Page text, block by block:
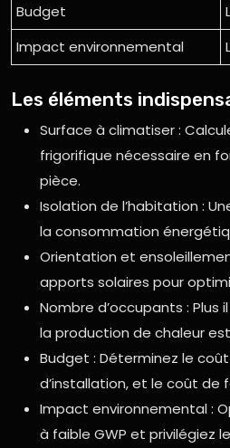
Budget
Impact environnemental
Les éléments
Surface à climatiser :
frigorifique nécessaire en
pièce.
Isolation de l’habitation :
la consommation
Orientation et
apports solaires pour
Nombre d’occupants : Plus
la production de chaleur
Budget : Déterminez le
d’installation, et le coût de
Impact environnemental :
à faible GWP et privilégiez